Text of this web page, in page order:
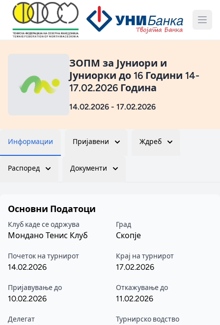
ЗОПМ за Јуниори и
Јуниорки до 16 Години 14-
17.02.2026 Година
14.02.2026 - 17.02.2026
Информации Пријавени Ждреб
Распоред Документи
Основни Податоци
Клуб каде се одржува
Мондано Тенис Клуб
Град
Скопје
Почеток на турнирот
14.02.2026
Крај на турнирот
17.02.2026
Пријавување до
10.02.2026
Откажување до
11.02.2026
Делегат Турнирско водство